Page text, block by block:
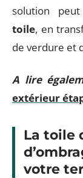
solution
toile, en
de verdure et
A lire
extérieur
La toile
votre